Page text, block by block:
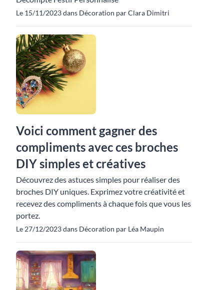
Le 15/11/2023 dans Décoration par Clara Dimitri
Voici comment gagner des
compliments avec ces broches
DIY simples et créatives
Découvrez des astuces simples pour réaliser des
broches DIY uniques. Exprimez votre créativité et
recevez des compliments à chaque fois que vous les
portez.
Le 27/12/2023 dans Décoration par Léa Maupin